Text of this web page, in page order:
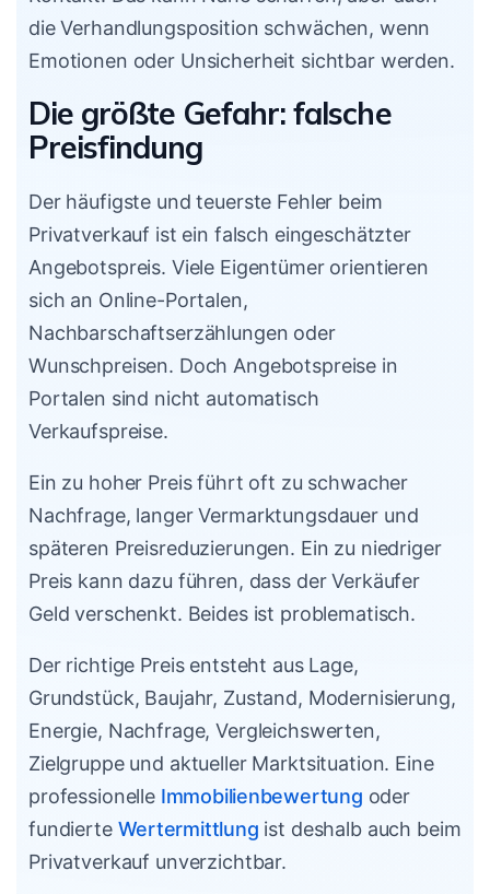
die Verhandlungsposition schwächen, wenn
Emotionen oder Unsicherheit sichtbar werden.
Die größte Gefahr: falsche
Preisfindung
Der häufigste und teuerste Fehler beim
Privatverkauf ist ein falsch eingeschätzter
Angebotspreis. Viele Eigentümer orientieren
sich an Online-Portalen,
Nachbarschaftserzählungen oder
Wunschpreisen. Doch Angebotspreise in
Portalen sind nicht automatisch
Verkaufspreise.
Ein zu hoher Preis führt oft zu schwacher
Nachfrage, langer Vermarktungsdauer und
späteren Preisreduzierungen. Ein zu niedriger
Preis kann dazu führen, dass der Verkäufer
Geld verschenkt. Beides ist problematisch.
Der richtige Preis entsteht aus Lage,
Grundstück, Baujahr, Zustand, Modernisierung,
Energie, Nachfrage, Vergleichswerten,
Zielgruppe und aktueller Marktsituation. Eine
professionelle Immobilienbewertung oder
fundierte Wertermittlung ist deshalb auch beim
Privatverkauf unverzichtbar.